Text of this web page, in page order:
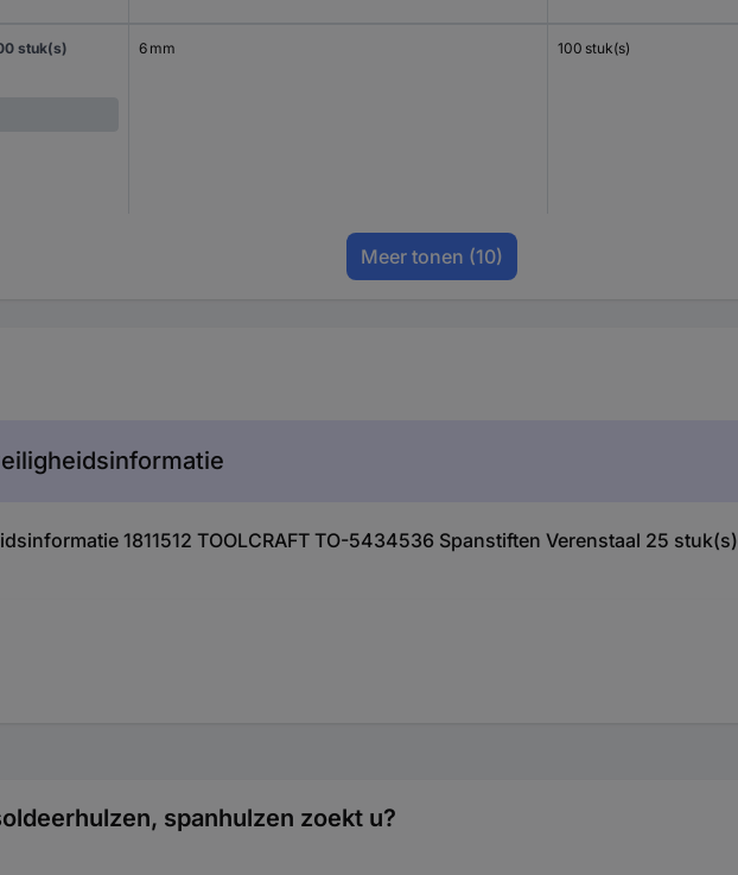
stuk(s) 6 mm 100 stuk(s)
Meer tonen (10)
1811512 TOOLCRAFT TO-5434536 Spanstiften Verenstaal 25 stuk(s)
spanhulzen zoekt u?